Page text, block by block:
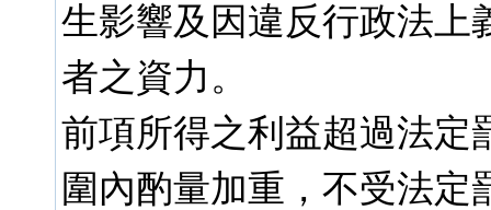
生影響及因違反行政法上
者之資力。
前項所得之利益超過法定
圍內酌量加重，不受法定